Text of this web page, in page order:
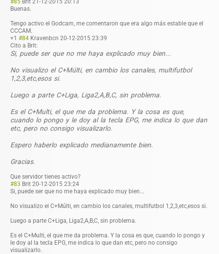
Buenas.
Tengo activo el Godcam, me comentaron que era algo más estable que el
CCCAM.
+1 #84 Kravenbcn 20-12-2015 23:39
Cito a Brit:
Si, puede ser que no me haya explicado muy bien...
No visualizo el C+Múlti, en cambio los canales, multifutbol
1,2,3,etc,esos si.
Luego a parte C+Liga, Liga2,A,B,C, sin problema.
Es el C+Multi, el que me da problema. Y la cosa es que,
cuando lo pongo y le doy al la tecla EPG, me indica lo que dan
etc, pero no consigo visualizarlo.
Espero haberlo explicado medianamente bien.
Gracias.
Que servidor tienes activo?
#83 Brit 20-12-2015 23:24
Si, puede ser que no me haya explicado muy bien...
No visualizo el C+Múlti, en cambio los canales, multifutbol 1,2,3,etc,esos si.
Luego a parte C+Liga, Liga2,A,B,C, sin problema.
Es el C+Multi, el que me da problema. Y la cosa es que, cuando lo pongo y
le doy al la tecla EPG, me indica lo que dan etc, pero no consigo
visualizarlo.